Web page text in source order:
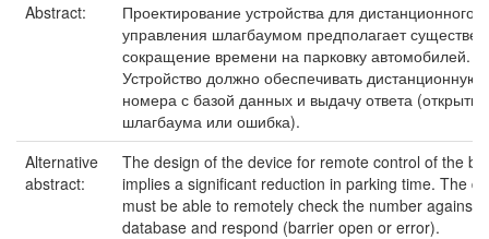
Abstract:
Проектирование устройства для дистанционного
управления шлагбаумом предполагает
сокращение времени на парковку автомобилей.
Устройство должно обеспечивать дистанционную
номера с базой данных и выдачу ответа (открытие
шлагбаума или ошибка).
Alternative
abstract:
The design of the device for remote control of the
implies a significant reduction in parking time. The
must be able to remotely check the number against
database and respond (barrier open or error).